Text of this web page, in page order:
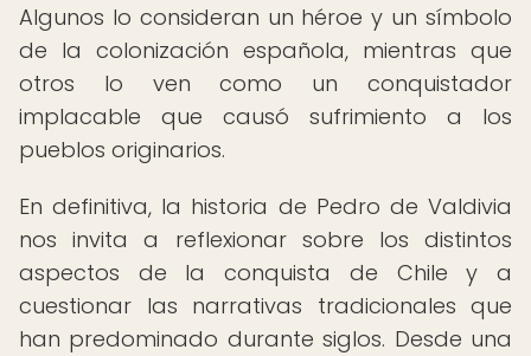
Algunos lo consideran un héroe y un símbolo
de la colonización española, mientras que
otros lo ven como un conquistador
implacable que causó sufrimiento a los
pueblos originarios.
En definitiva, la historia de Pedro de Valdivia
nos invita a reflexionar sobre los distintos
aspectos de la conquista de Chile y a
cuestionar las narrativas tradicionales que
han predominado durante siglos. Desde una